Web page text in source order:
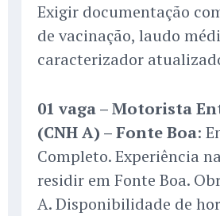
Exigir documentação
de vacinação, laudo
caracterizador
01 vaga – Motorista
(CNH A) – Fonte Boa:
Completo. Experiência
residir em Fonte Boa.
A. Disponibilidade de